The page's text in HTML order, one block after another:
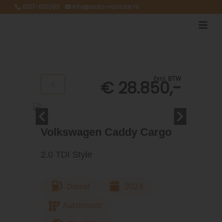
0317-613093 info@auto-vanlaar.nl
Excl. BTW
€ 28.850,-
Volkswagen Caddy Cargo
2.0 TDI Style
Diesel
2024
Automaat